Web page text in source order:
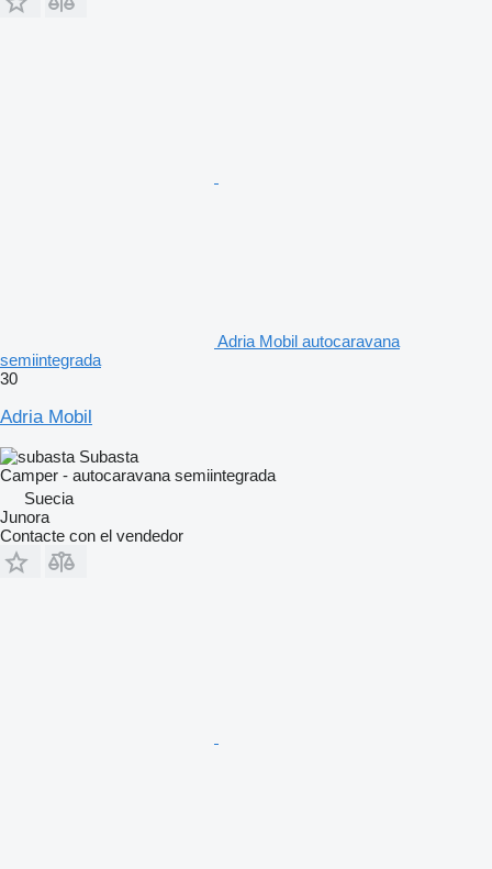
Adria Mobil autocaravana
semiintegrada
30
Adria Mobil
Subasta
Camper - autocaravana semiintegrada
Suecia
Junora
Contacte con el vendedor